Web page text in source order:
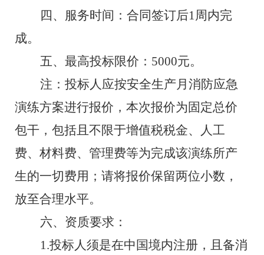
四、服务时间： 合同签订后1周内完
成。
五、最高投标限价 ： 5000元。
注： 投标人应按安全生产月消防应急
演练方案进行报价， 本次报价为固定总价
包干，包括且不限于增值税税金、人工
费、材料费、 管理费等为完成该演练所产
生的一切费用；请将报价保留两位小数，
放至合理水平。
六、资质要求：
1.投标人须是在中国境内注册，且备消